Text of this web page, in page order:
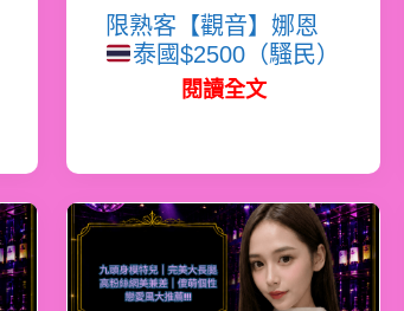
限熟客【觀音】娜恩
泰國$2500（騷民）
閱讀全文